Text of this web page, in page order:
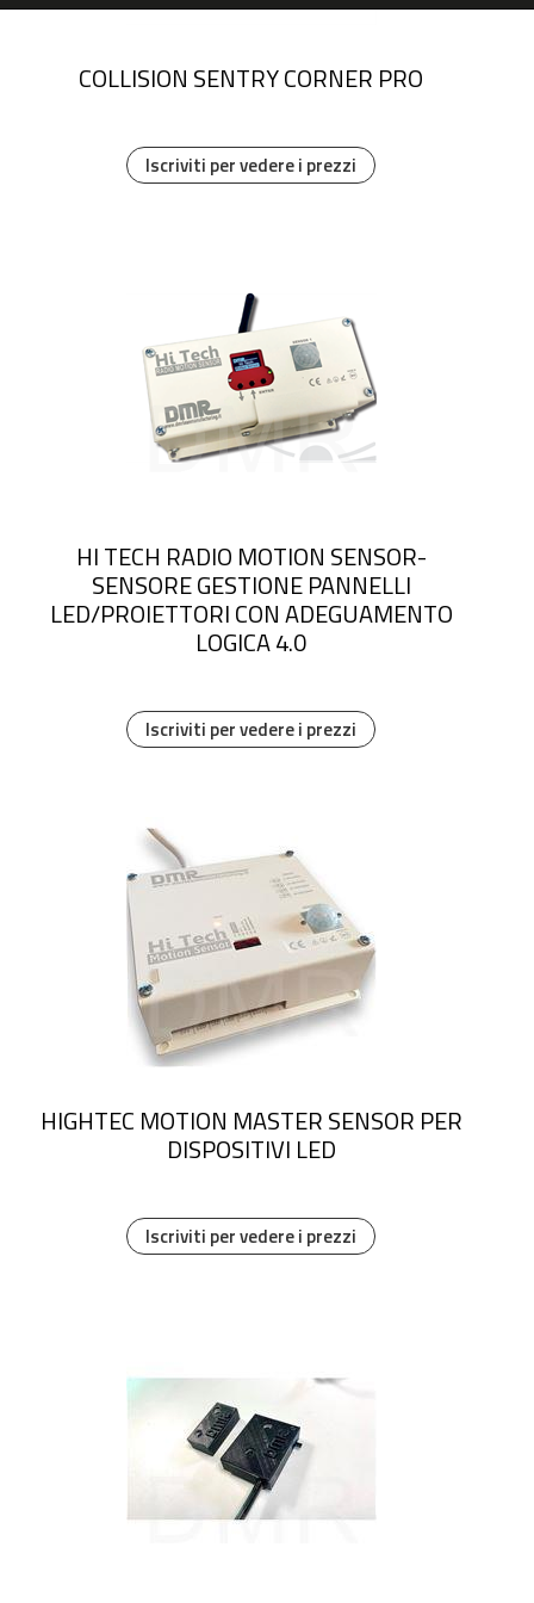
Iscriviti per vedere i prezzi
COLLISION SENTRY CORNER PRO
Iscriviti per vedere i prezzi
HI TECH RADIO MOTION SENSOR-
SENSORE GESTIONE PANNELLI
LED/PROIETTORI CON ADEGUAMENTO
LOGICA 4.0
Iscriviti per vedere i prezzi
HIGHTEC MOTION MASTER SENSOR PER
DISPOSITIVI LED